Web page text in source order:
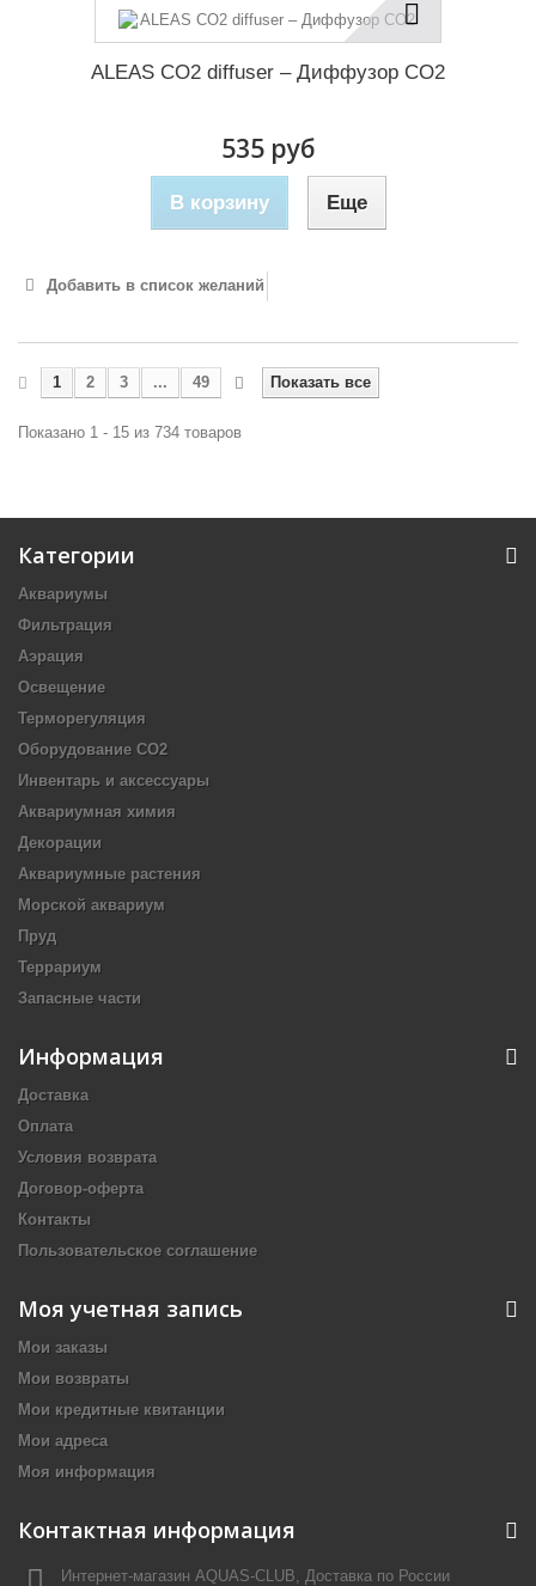
ALEAS CO2 diffuser – Диффузор CO2
535 руб
В корзину Еще
Добавить в список желаний
Показать все
1 2 3 ... 49
Показано 1 - 15 из 734 товаров
Категории
Аквариумы
Фильтрация
Аэрация
Освещение
Терморегуляция
Оборудование CO2
Инвентарь и аксессуары
Аквариумная химия
Декорации
Аквариумные растения
Морской аквариум
Пруд
Террариум
Запасные части
Информация
Доставка
Оплата
Условия возврата
Договор-оферта
Контакты
Пользовательское соглашение
Моя учетная запись
Мои заказы
Мои возвраты
Мои кредитные квитанции
Мои адреса
Моя информация
Контактная информация
Интернет-магазин AQUAS-CLUB, Доставка по России